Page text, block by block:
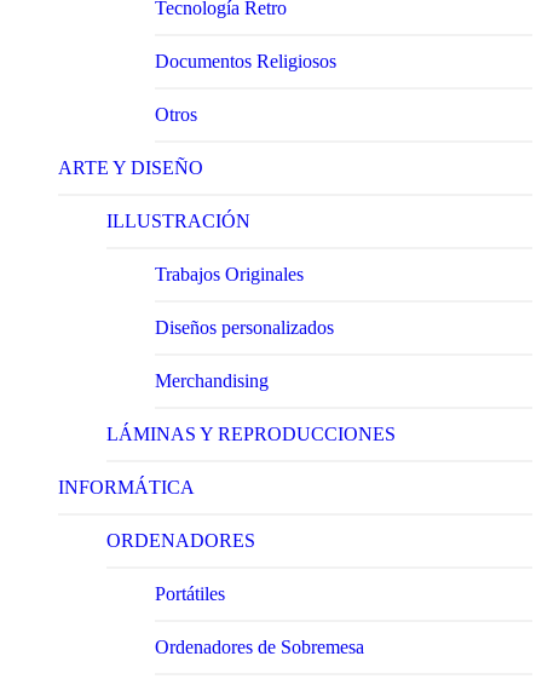
Tecnología Retro
Documentos Religiosos
Otros
ARTE Y DISEÑO
ILLUSTRACIÓN
Trabajos Originales
Diseños personalizados
Merchandising
LÁMINAS Y REPRODUCCIONES
INFORMÁTICA
ORDENADORES
Portátiles
Ordenadores de Sobremesa